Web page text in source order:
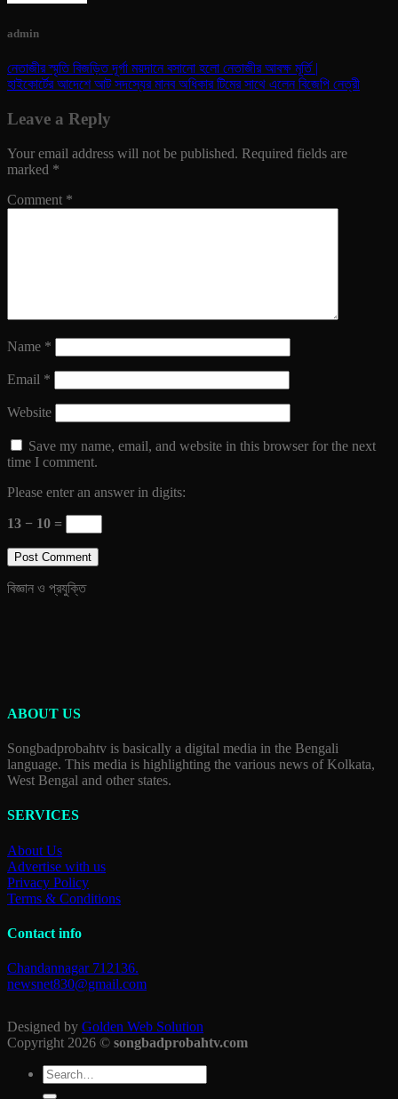
admin
নেতাজীর স্মৃতি বিজড়িত দূর্গা ময়দানে বসানো হলো নেতাজীর আবক্ষ মূর্তি |
হাইকোর্টের আদেশে আট সদস্যের মানব অধিকার টিমের সাথে এলেন বিজেপি নেত্রী
Leave a Reply
Your email address will not be published. Required fields are
marked *
Comment *
Name *
Email *
Website
Save my name, email, and website in this browser for the next
time I comment.
Please enter an answer in digits:
13 − 10 =
বিজ্ঞান ও প্রযুক্তি
ABOUT US
Songbadprobahtv is basically a digital media in the Bengali
language. This media is highlighting the various news of Kolkata,
West Bengal and other states.
SERVICES
About Us
Advertise with us
Privacy Policy
Terms & Conditions
Contact info
Chandannagar 712136.
newsnet830@gmail.com
Designed by Golden Web Solution
Copyright 2026 © songbadprobahtv.com